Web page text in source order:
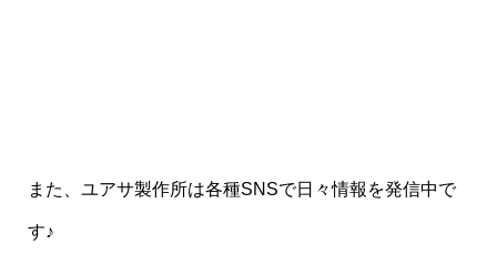
また、ユアサ製作所は各種SNSで日々情報を発信中で
す♪